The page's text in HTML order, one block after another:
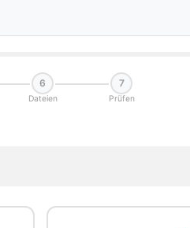
6
Dateien
7
Prüfen